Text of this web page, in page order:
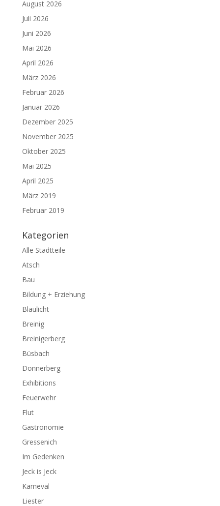
August 2026
Juli 2026
Juni 2026
Mai 2026
April 2026
März 2026
Februar 2026
Januar 2026
Dezember 2025
November 2025
Oktober 2025
Mai 2025
April 2025
März 2019
Februar 2019
Kategorien
Alle Stadtteile
Atsch
Bau
Bildung + Erziehung
Blaulicht
Breinig
Breinigerberg
Büsbach
Donnerberg
Exhibitions
Feuerwehr
Flut
Gastronomie
Gressenich
Im Gedenken
Jeck is Jeck
Karneval
Liester